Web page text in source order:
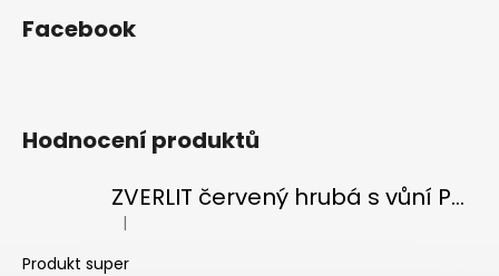
Facebook
Hodnocení produktů
ZVERLIT červený hrubá s vůní Podestýlka kočka 10kg
Hodnocení produktu je 5 z 5 hvězdiček.
|
Produkt super